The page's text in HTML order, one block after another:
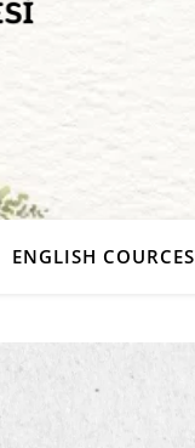
ENGLISH COURCES